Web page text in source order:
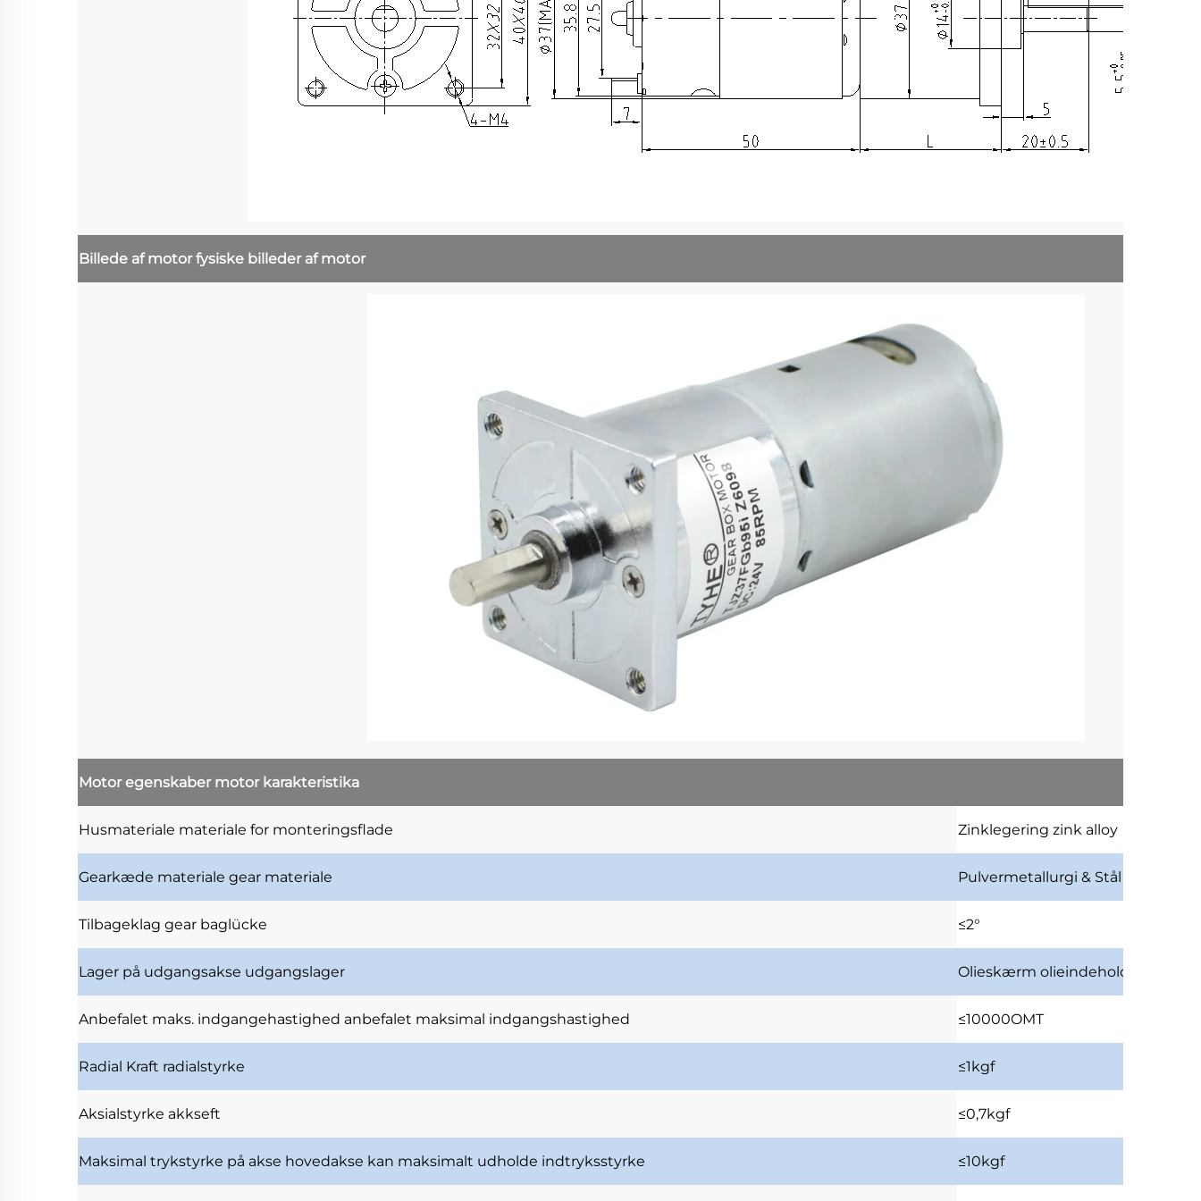
Billede af motorfysiske billeder af motor
Motor egenskaber motor karakteristika
Husmateriale materiale for monteringsflade Zinklegering zink alloy
Gearkæde materiale gear materiale Pulvermetallurgi & Stål
Tilbageklag gear baglücke ≤2°
Lager på udgangsakse udgangslager Olieskærm olieindeholdende
Anbefalet maks. indgangehastighed anbefalet maksimal indgangshastighed ≤10000OMT
Radial Kraft radialstyrke ≤1kgf
Aksialstyrke akkseft ≤0,7kgf
Maksimal trykstyrke på akse hovedakse kan maksimalt udholde indtryksstyrke ≤10kgf